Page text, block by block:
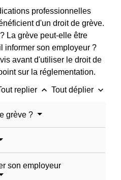
professionnelles
d'un droit de grève.
La grève peut-elle être
informer son employeur ?
avant d'utiliser le droit de
sur la réglementation.
replier keyboard_arrow_up Tout déplier keyboard_arrow_down
grève ?
son employeur